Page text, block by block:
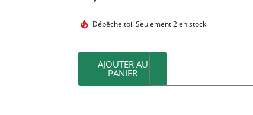
Dépêche toi!Seulement 2 en stock
AJOUTER AU
PANIER